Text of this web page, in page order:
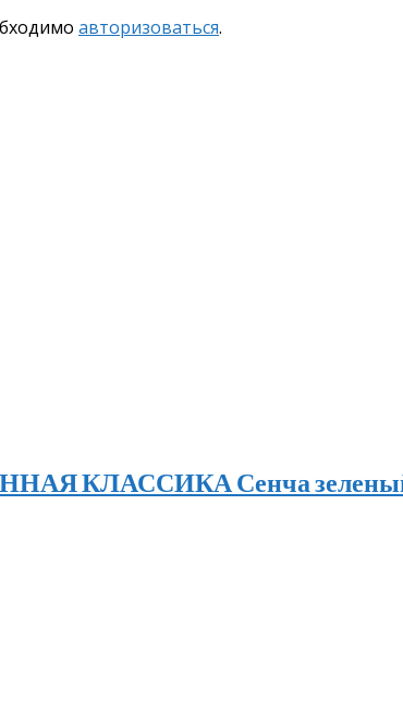
авторизоваться.
КЛАССИКА Сенча зеленый